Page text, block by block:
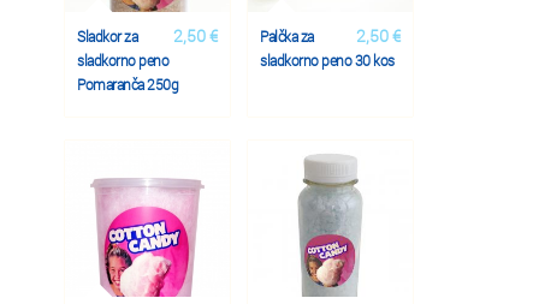
2,50 €
Sladkor za
sladkorno peno
Pomaranča 250g
2,50 €
Palčka za
sladkorno peno 30 kos